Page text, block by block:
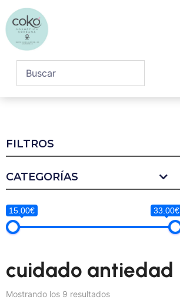
FILTROS
CATEGORÍAS
15.00€ 33.00€
cuidado antiedad
Mostrando los 9 resultados